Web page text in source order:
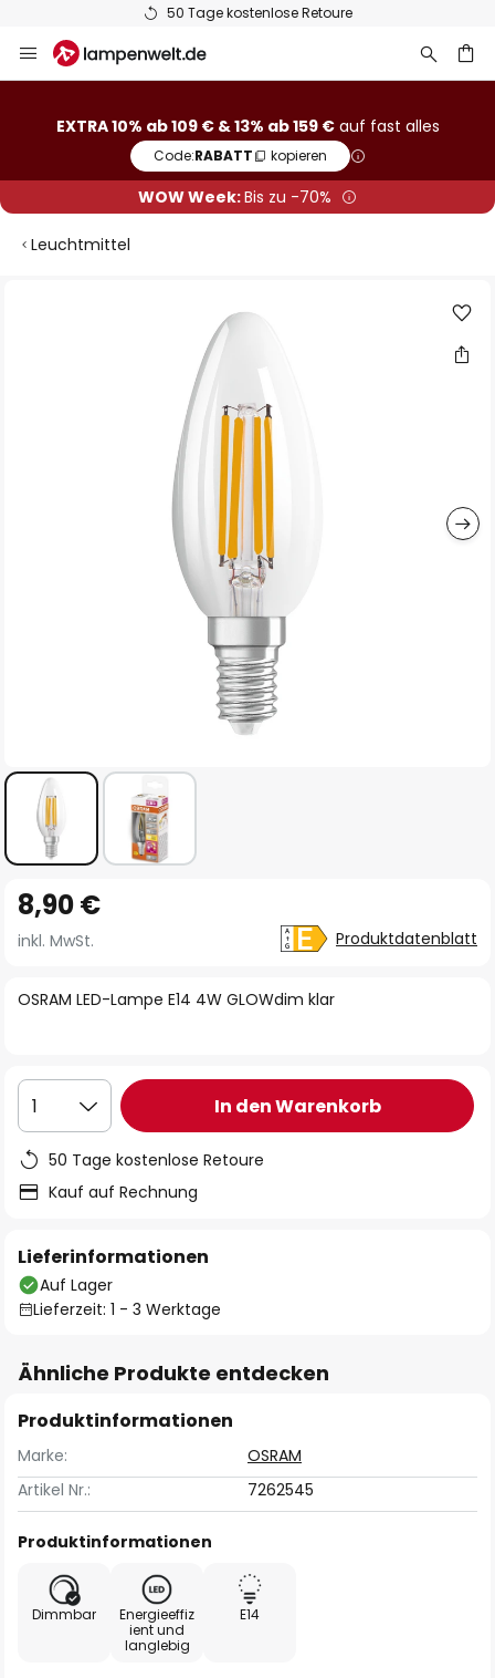
50 Tage kostenlose Retoure
Inhalt
EXTRA 10% ab 109 € & 13% ab 159 €auf fast alles
Code:RABATT kopieren
WOW Week:Bis zu -70%
Leuchtmittel
Anfang
der
springen
OSRAM LED-Lampe E14 4W GLOWdim klar
8,90 €
inkl. MwSt. Produktdatenblatt
1 In den Warenkorb
50 Tage kostenlose Retoure
Kauf auf Rechnung
Lieferinformationen
Auf Lager
Lieferzeit: 1 - 3 Werktage
Ähnliche Produkte entdecken
Produktinformationen
Marke:
OSRAM
Artikel Nr.:
7262545
Produktinformationen
Dimmbar
Energieeffiz
ient und
langlebig
E14